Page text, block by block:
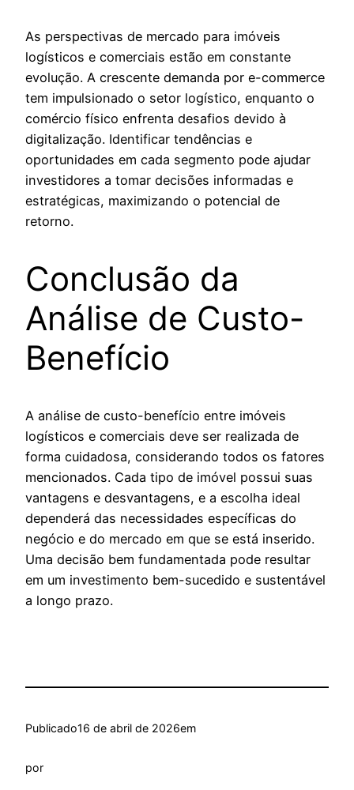
As perspectivas de mercado para imóveis
logísticos e comerciais estão em constante
evolução. A crescente demanda por e-commerce
tem impulsionado o setor logístico, enquanto o
comércio físico enfrenta desafios devido à
digitalização. Identificar tendências e
oportunidades em cada segmento pode ajudar
investidores a tomar decisões informadas e
estratégicas, maximizando o potencial de
retorno.
Conclusão da
Análise de Custo-
Benefício
A análise de custo-benefício entre imóveis
logísticos e comerciais deve ser realizada de
forma cuidadosa, considerando todos os fatores
mencionados. Cada tipo de imóvel possui suas
vantagens e desvantagens, e a escolha ideal
dependerá das necessidades específicas do
negócio e do mercado em que se está inserido.
Uma decisão bem fundamentada pode resultar
em um investimento bem-sucedido e sustentável
a longo prazo.
Publicado16 de abril de 2026em
por